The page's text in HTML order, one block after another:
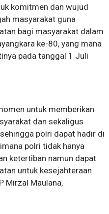
komitmen dan wujud
masyarakat guna
bagi masyarakat dalam
ke-80, yang mana
pada tanggal 1 Juli
untuk memberikan
dan sekaligus
polri dapat hadir di
polri tidak hanya
ketertiban namun dapat
untuk kesejahteraan
Mirzal Maulana,